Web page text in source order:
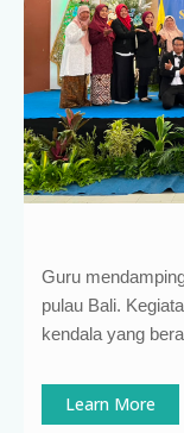
Guru
pulau Bali.
kendala yang
Learn More